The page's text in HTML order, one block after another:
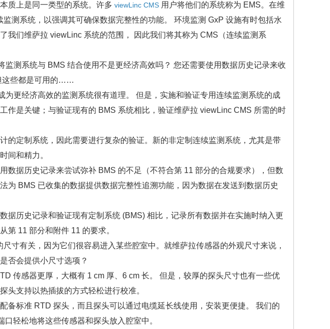
质上是同一类型的系统。许多 viewLinc CMS 用户将他们的系统称为 EMS。在维
测系统，以强调其可确保数据完整性的功能。 环境监测 GxP 设施有时包括水
我们维萨拉 viewLinc 系统的范围， 因此我们将其称为 CMS（连续监测系
监测系统与 BMS 结合使用不是更经济高效吗？ 您还需要使用数据历史记录来收
这些都是可用的……
为更经济高效的监测系统很有道理。 但是，实施和验证专用连续监测系统的成
作是关键；与验证现有的 BMS 系统相比，验证维萨拉 viewLinc CMS 所需的时
定制系统，因此需要进行复杂的验证。新的非定制连续监测系统，尤其是带
间和精力。
据历史记录来尝试弥补 BMS 的不足（不符合第 11 部分的合规要求），但数
为 BMS 已收集的数据提供数据完整性追溯功能，因为数据在发送到数据历史
历史记录和验证现有定制系统 (BMS) 相比，记录所有数据并在实施时纳入更
第 11 部分和附件 11 的要求。
寸有关，因为它们很容易进入某些腔室中。就维萨拉传感器的外观尺寸来说，
否会提供小尺寸选项？
传感器更厚，大概有 1 cm 厚、6 cm 长。 但是，较厚的探头尺寸也有一些优
头支持以热插拔的方式轻松进行校准。
标准 RTD 探头，而且探头可以通过电缆延长线使用，安装更便捷。 我们的
轻松地将这些传感器和探头放入腔室中。